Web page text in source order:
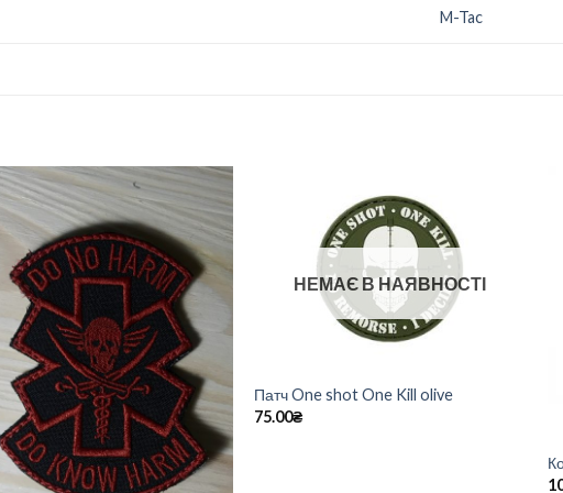
M-Tac
НЕМАЄ В НАЯВНОСТІ
Патч One shot One Kill olive
75.00₴